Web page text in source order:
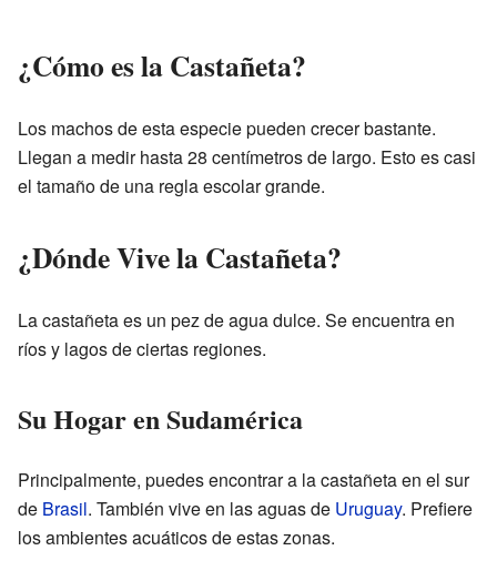
¿Cómo es la Castañeta?
Los machos de esta especie pueden crecer bastante.
Llegan a medir hasta 28 centímetros de largo. Esto es casi
el tamaño de una regla escolar grande.
¿Dónde Vive la Castañeta?
La castañeta es un pez de agua dulce. Se encuentra en
ríos y lagos de ciertas regiones.
Su Hogar en Sudamérica
Principalmente, puedes encontrar a la castañeta en el sur
de Brasil. También vive en las aguas de Uruguay. Prefiere
los ambientes acuáticos de estas zonas.